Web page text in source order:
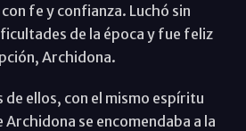
fe y confianza. Luchó sin
de la época y fue feliz
Archidona.
de ellos, con el mismo espíritu
Archidona se encomendaba a la